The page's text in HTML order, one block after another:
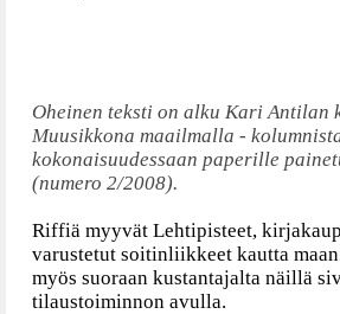
Oheinen teksti on alku Kari Antilan
Muusikkona maailmalla -
kokonaisuudessaan paperille
(numero 2/2008).
Riffiä myyvät Lehtipisteet,
varustetut soitinliikkeet kautta
myös suoraan kustantajalta näillä
tilaustoiminnon avulla.